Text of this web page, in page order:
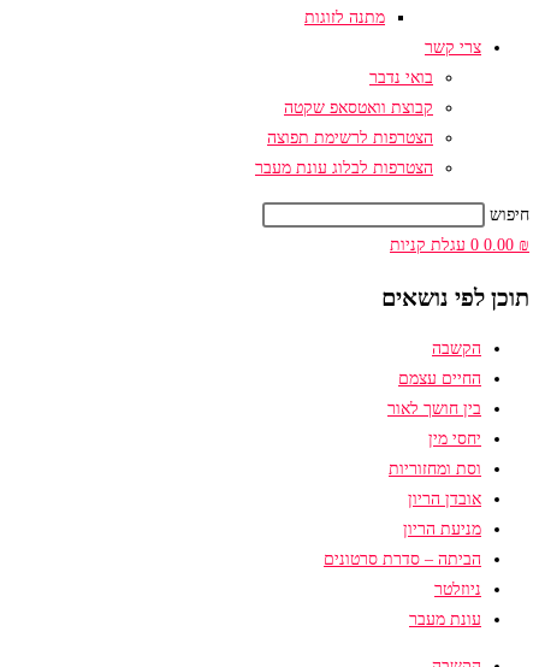
מתנה לזוגות
צרי קשר
בואי נדבר
קבוצת וואטסאפ שקטה
הצטרפות לרשימת תפוצה
הצטרפות לבלוג עונת מעבר
חיפוש
0.00 ₪
0 עגלת קניות
תוכן לפי נושאים
הקשבה
החיים עצמם
בין חושך לאור
יחסי מין
וסת ומחזוריות
אובדן הריון
מניעת הריון
הביתה – סדרת סרטונים
ניוזלטר
עונת מעבר